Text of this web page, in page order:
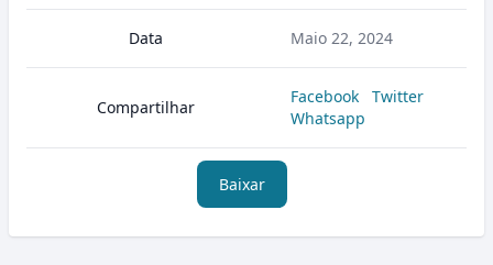
Data Maio 22, 2024
Compartilhar
Facebook
Twitter
Whatsapp
Baixar